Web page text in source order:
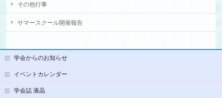
その他行事
サマースクール開催報告
学会からのお知らせ
イベントカレンダー
学会誌 液晶